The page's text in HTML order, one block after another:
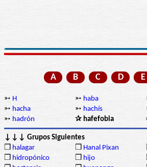
A B C D E
➳ H ➳ haba
➳ hacha ➳ hachís
➳ hadrón ✰ hafefobia
↓↓↓ Grupos Siguientes
❒ halagar ❒ Hanal Pixan
❒ hidropónico ❒ hijo